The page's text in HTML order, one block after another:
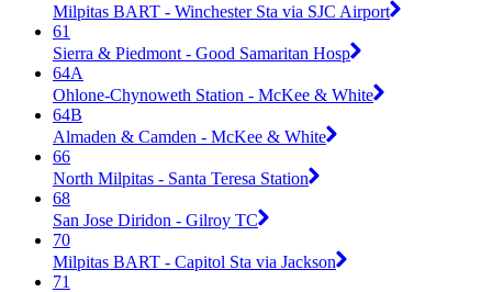
Milpitas BART - Winchester Sta via SJC Airport
61
Sierra & Piedmont - Good Samaritan Hosp
64A
Ohlone-Chynoweth Station - McKee & White
64B
Almaden & Camden - McKee & White
66
North Milpitas - Santa Teresa Station
68
San Jose Diridon - Gilroy TC
70
Milpitas BART - Capitol Sta via Jackson
71